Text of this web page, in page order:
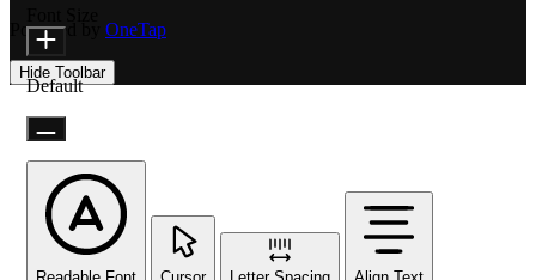
Powered by OneTap
Hide Toolbar
Default